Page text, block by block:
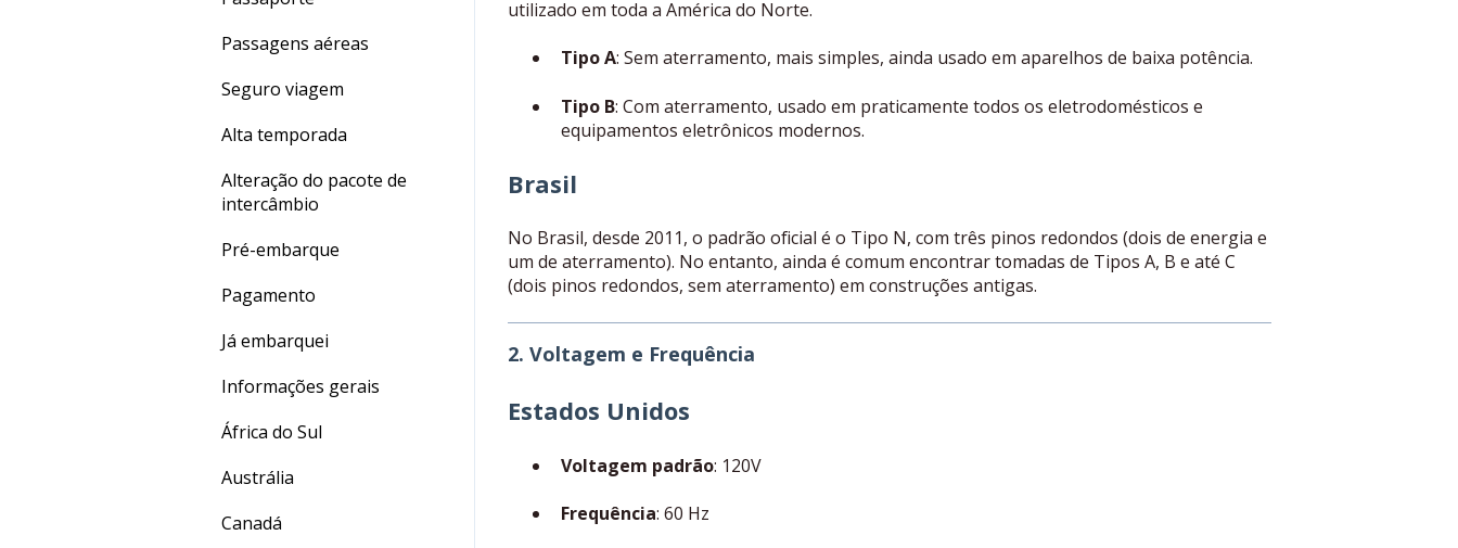
utilizado em toda a América do Norte.
Tipo A: Sem aterramento, mais simples, ainda usado em aparelhos de baixa potência.
Tipo B: Com aterramento, usado em praticamente todos os eletrodomésticos e
equipamentos eletrônicos modernos.
Brasil
No Brasil, desde 2011, o padrão oficial é o Tipo N, com três pinos redondos (dois de energia e
um de aterramento). No entanto, ainda é comum encontrar tomadas de Tipos A, B e até C
(dois pinos redondos, sem aterramento) em construções antigas.
2. Voltagem e Frequência
Estados Unidos
Voltagem padrão: 120V
Frequência: 60 Hz
Dúvidas gerais
Crédito de Aulas
Passagens aéreas
Seguro viagem
Alta temporada
Alteração do pacote de
intercâmbio
Pré-embarque
Pagamento
Já embarquei
Informações gerais
África do Sul
Austrália
Canadá